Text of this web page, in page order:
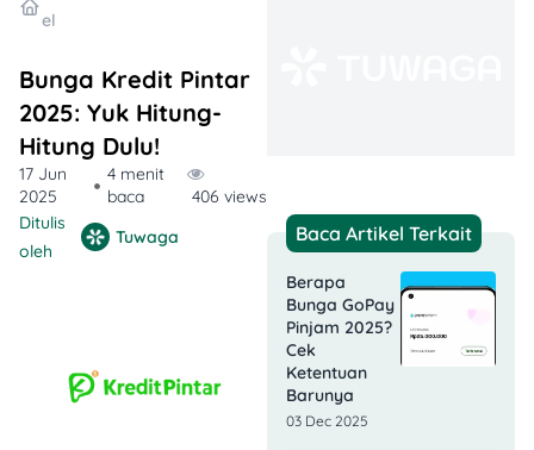
el
Bunga Kredit Pintar
2025: Yuk Hitung-
Hitung Dulu!
17 Jun
2025
4 menit
baca
406 views
Ditulis
oleh
Tuwaga Baca Artikel Terkait
Berapa
Bunga GoPay
Pinjam 2025?
Cek
Ketentuan
Barunya
03 Dec 2025